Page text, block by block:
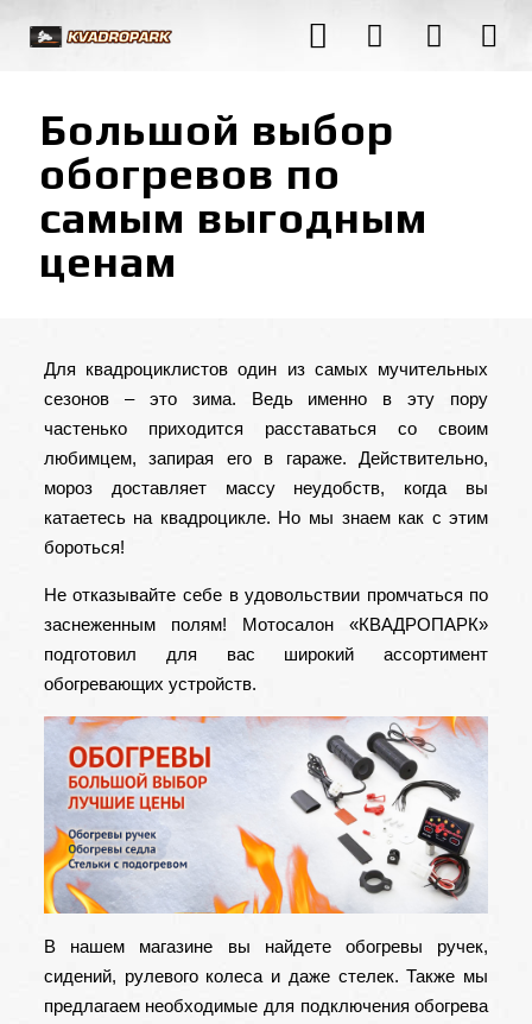
Большой выбор
обогревов по
самым выгодным
ценам
Для квадроциклистов один из самых мучительных
сезонов – это зима. Ведь именно в эту пору
частенько приходится расставаться со своим
любимцем, запирая его в гараже. Действительно,
мороз доставляет массу неудобств, когда вы
катаетесь на квадроцикле. Но мы знаем как с этим
бороться!
Не отказывайте себе в удовольствии промчаться по
заснеженным полям! Мотосалон «КВАДРОПАРК»
подготовил для вас широкий ассортимент
обогревающих устройств.
В нашем магазине вы найдете обогревы ручек,
сидений, рулевого колеса и даже стелек. Также мы
предлагаем необходимые для подключения обогрева